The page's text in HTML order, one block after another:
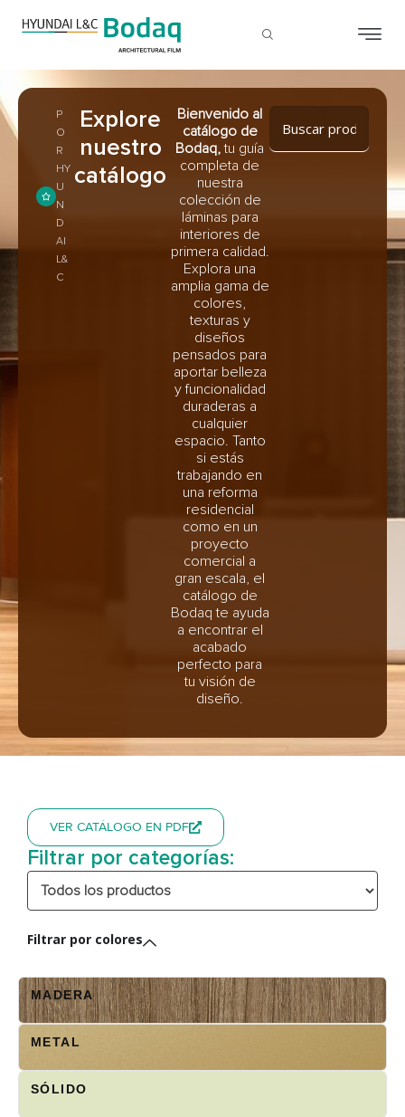
P
O
R
HY
U
N
D
AI
L&
C
Explore
nuestro
catálogo
Bienvenido al
catálogo de
Bodaq,tu guía
completa de
nuestra
colección de
láminas para
interiores de
primera calidad.
Explora una
amplia gama de
colores,
texturas y
diseños
pensados ​​para
aportar belleza
y funcionalidad
duraderas a
cualquier
espacio. Tanto
si estás
trabajando en
una reforma
residencial
como en un
proyecto
comercial a
gran escala, el
catálogo de
Bodaq te ayuda
a encontrar el
acabado
perfecto para
tu visión de
diseño.
VER CATÁLOGO EN PDF
Filtrar por categorías:
Filtrar por colores
MADERA
METAL
SÓLIDO